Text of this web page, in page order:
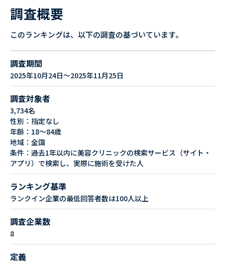
調査概要
このランキングは、以下の調査の基づいています。
調査期間
2025年10月24日～2025年11月25日
調査対象者
3,734名
性別：指定なし
年齢：18～84歳
地域：全国
条件：過去1年以内に美容クリニックの検索サービス（サイト・
アプリ）で検索し、実際に施術を受けた人
ランキング基準
ランクイン企業の最低回答者数は100人以上
調査企業数
8
定義